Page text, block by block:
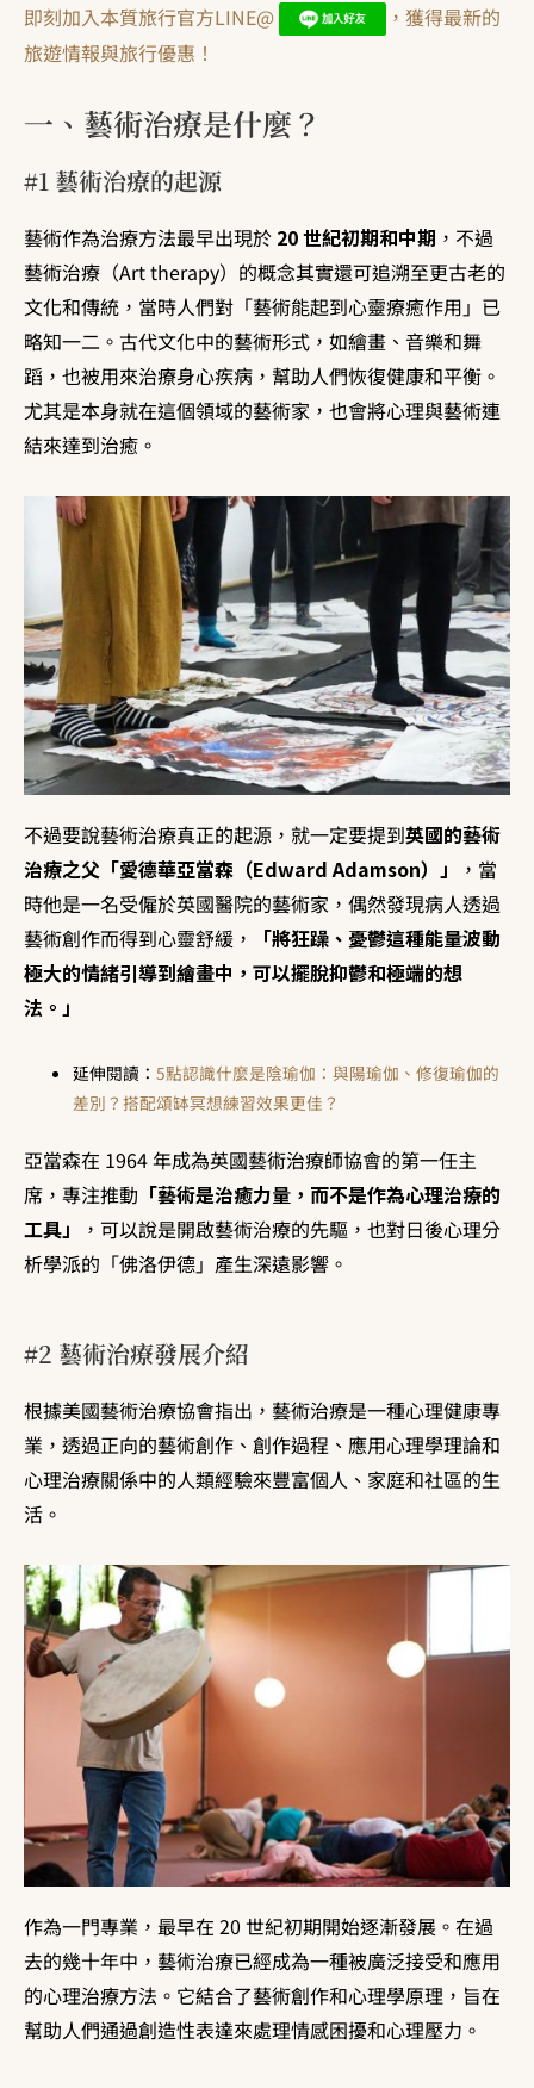
即刻加入本質旅行官方LINE@
，獲得最新的
旅遊情報與旅行優惠！
一、藝術治療是什麼？
#1 藝術治療的起源
藝術作為治療方法最早出現於 20 世紀初期和中期 ，不過
藝術治療（Art therapy）的概念其實還可追溯至更古老的
文化和傳統，當時人們對「藝術能起到心靈療癒作用」已
略知一二。古代文化中的藝術形式，如繪畫、音樂和舞
蹈，也被用來治療身心疾病，幫助人們恢復健康和平衡。
尤其是本身就在這個領域的藝術家，也會將心理與藝術連
結來達到治癒。
不過要說藝術治療真正的起源，就一定要提到英國的藝術
治療之父「愛德華亞當森（Edward Adamson）」
，當
時他是一名受僱於英國醫院的藝術家，偶然發現病人透過
藝術創作而得到心靈舒緩，
「將狂躁、憂鬱這種能量波動
極大的情緒引導到繪畫中，可以擺脫抑鬱和極端的想
法。」
延伸閱讀：5點認識什麼是陰瑜伽：與陽瑜伽、修復瑜伽的
差別？搭配頌缽冥想練習效果更佳？
亞當森在 1964 年成為英國藝術治療師協會的第一任主
席，專注推動 「藝術是治癒力量，而不是作為心理治療的
工具」
，可以說是開啟藝術治療的先驅，也對日後心理分
析學派的「佛洛伊德」產生深遠影響。
#2 藝術治療發展介紹
根據美國藝術治療協會指出，藝術治療是一種心理健康專
業，透過正向的藝術創作、創作過程、應用心理學理論和
心理治療關係中的人類經驗來豐富個人、家庭和社區的生
活。
作為一門專業，最早在 20 世紀初期開始逐漸發展。在過
去的幾十年中，藝術治療已經成為一種被廣泛接受和應用
的心理治療方法。它結合了藝術創作和心理學原理，旨在
幫助人們通過創造性表達來處理情感困擾和心理壓力。